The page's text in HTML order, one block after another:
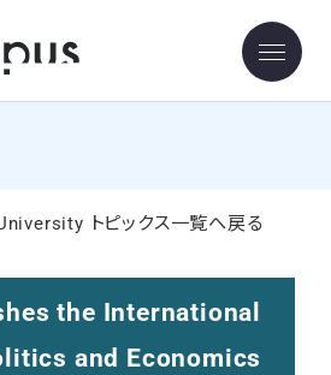
University ト
トピックス一覧へ戻る
the International
and Economics